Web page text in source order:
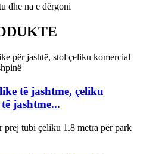
dhe na e dërgoni
të jashtme, çeliku
jashtme...